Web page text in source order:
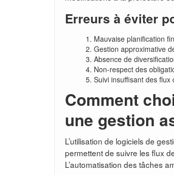
Erreurs à éviter
Mauvaise planification
Gestion approximative
Absence de
Non-respect des
Suivi insuffisant des flux
Comment
une gestion
L’utilisation de logiciels de
permettent de suivre les flux
L’automatisation des tâches